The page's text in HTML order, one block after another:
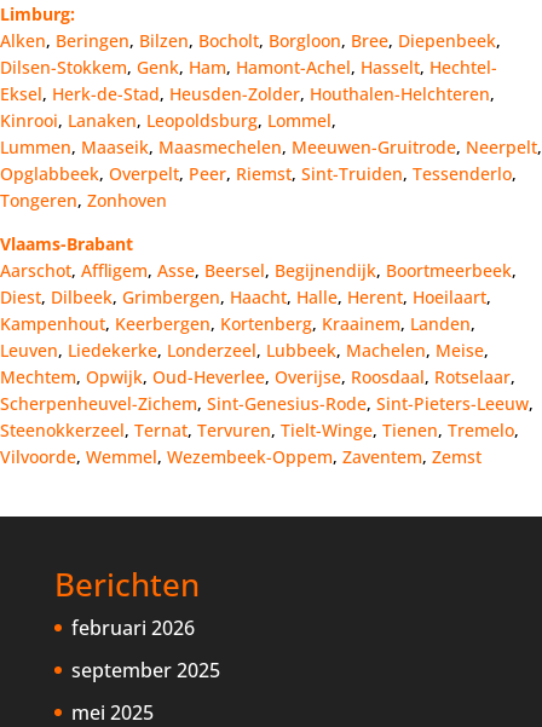
Limburg:
Alken, Beringen, Bilzen, Bocholt, Borgloon, Bree, Diepenbeek,
Dilsen-Stokkem, Genk, Ham, Hamont-Achel, Hasselt, Hechtel-
Eksel, Herk-de-Stad, Heusden-Zolder, Houthalen-Helchteren,
Kinrooi, Lanaken, Leopoldsburg, Lommel,
Lummen, Maaseik, Maasmechelen, Meeuwen-Gruitrode, Neerpelt,
Opglabbeek, Overpelt, Peer, Riemst, Sint-Truiden, Tessenderlo,
Tongeren, Zonhoven
Vlaams-Brabant
Aarschot, Affligem, Asse, Beersel, Begijnendijk, Boortmeerbeek,
Diest, Dilbeek, Grimbergen, Haacht, Halle, Herent, Hoeilaart,
Kampenhout, Keerbergen, Kortenberg, Kraainem, Landen,
Leuven, Liedekerke, Londerzeel, Lubbeek, Machelen, Meise,
Mechtem, Opwijk, Oud-Heverlee, Overijse, Roosdaal, Rotselaar,
Scherpenheuvel-Zichem, Sint-Genesius-Rode, Sint-Pieters-Leeuw,
Steenokkerzeel, Ternat, Tervuren, Tielt-Winge, Tienen, Tremelo,
Vilvoorde, Wemmel, Wezembeek-Oppem, Zaventem, Zemst
Berichten
februari 2026
september 2025
mei 2025